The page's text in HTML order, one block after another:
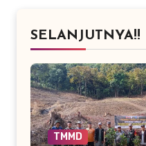
SELANJUTNYA!!
TMMD